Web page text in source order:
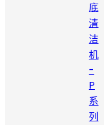
底
清
洁
机
-
P
系
列